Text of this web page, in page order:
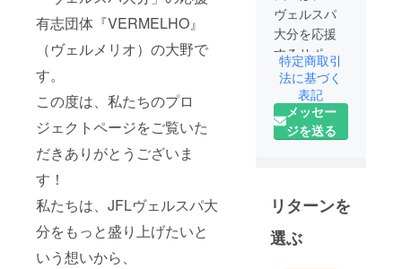
有志団体『VERMELHO』
（ヴェルメリオ）の大野で
す。
この度は、私たちのプロ
ジェクトページをご覧いた
だきありがとうございま
す！
私たちは、JFLヴェルスパ大
分をもっと盛り上げたいと
いう想いから、
ヴェルスパ
大分を応援
するサポー
ター有志団
体です！
特定商取引
法に基づく
表記
メッセー
ジを送る
リターンを
選ぶ